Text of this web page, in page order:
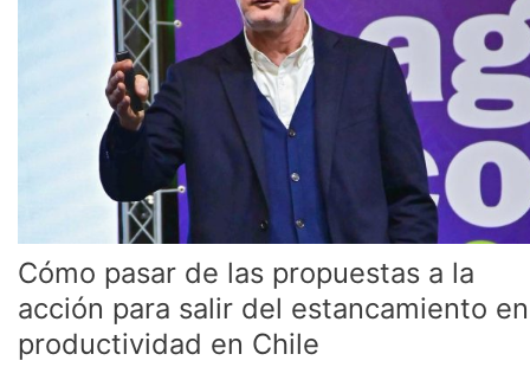
Cómo pasar de las propuestas a la
acción para salir del estancamiento en
productividad en Chile
estancamiento
Chile